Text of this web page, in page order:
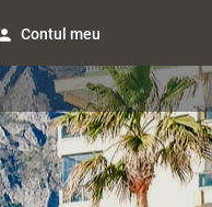
Contul meu